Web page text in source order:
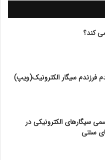
کند؟
فرزندم سیگار الکترونیک(ویپ)
سیگارهای الکترونیکی در
سنتی